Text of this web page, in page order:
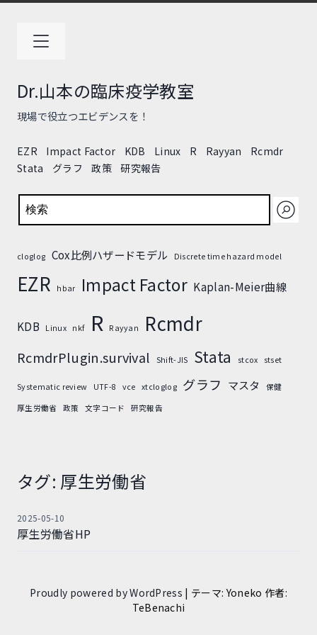
Dr.山本の臨床疫学教室
現場で役立つエビデンスを！
EZR Impact Factor KDB Linux R Rayyan
Rcmdr
Stata
グラフ 政策 研究報告
検索
cloglog Cox比例ハザードモデル Discrete time hazard model
EZR hbar Impact Factor Kaplan-Meier曲線
KDB Linux nkf R Rayyan Rcmdr
RcmdrPlugin.survival Shift-JIS Stata stcox stset
Systematic review UTF-8 vce xtcloglog グラフ マスタ
保健
厚生労働省 政策 文字コード 研究報告
タグ: 厚生労働省
厚生労働省HP
2025-05-10
Proudly powered by WordPress | テーマ: Yoneko 作者:
TeBenachi